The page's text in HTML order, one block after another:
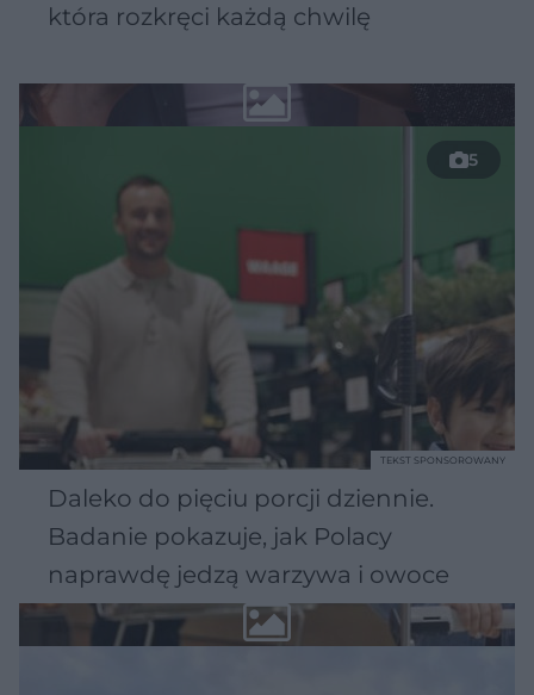
która rozkręci każdą chwilę
5
Daleko do pięciu porcji dziennie.
Badanie pokazuje, jak Polacy
naprawdę jedzą warzywa i owoce
TEKST SPONSOROWANY